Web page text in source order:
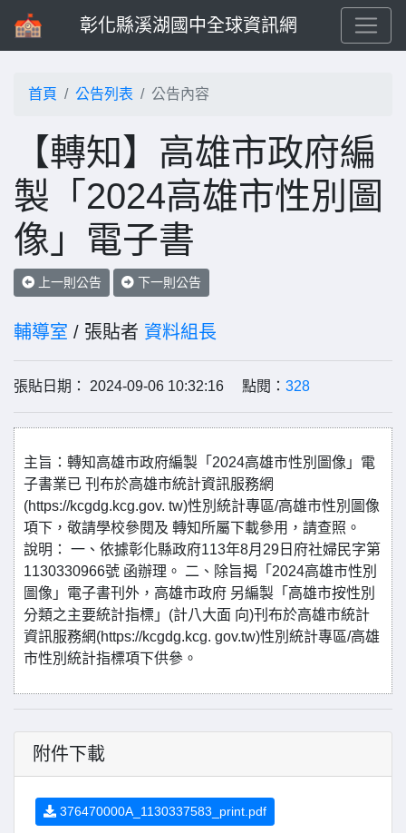
彰化縣溪湖國中全球資訊網
首頁 公告列表 公告內容
【轉知】高雄市政府編
製「2024高雄市性別圖
像」電子書
上一則公告 下一則公告
輔導室 / 張貼者 資料組長
張貼日期： 2024-09-06 10:32:16 點閱： 328
主旨：轉知高雄市政府編製「2024高雄市性別圖像」電
子書業已 刊布於高雄市統計資訊服務網
(https://kcgdg.kcg.gov. tw)性別統計專區/高雄市性別圖像
項下，敬請學校參閱及 轉知所屬下載參用，請查照。
說明： 一、依據彰化縣政府113年8月29日府社婦民字第
1130330966號 函辦理。 二、除旨揭「2024高雄市性別
圖像」電子書刊外，高雄市政府 另編製「高雄市按性別
分類之主要統計指標」(計八大面 向)刊布於高雄市統計
資訊服務網(https://kcgdg.kcg. gov.tw)性別統計專區/高雄
市性別統計指標項下供參。
附件下載
376470000A_1130337583_print.pdf